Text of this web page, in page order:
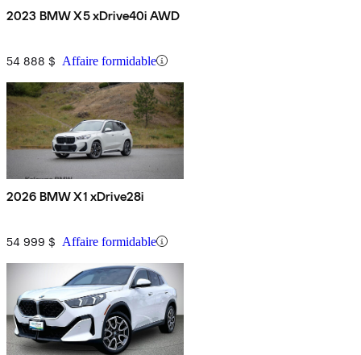
2023 BMW X5 xDrive40i AWD
54 888 $ Affaire formidable
2026 BMW X1 xDrive28i
54 999 $ Affaire formidable